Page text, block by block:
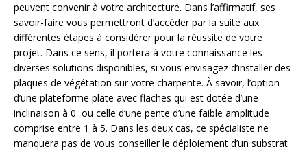
peuvent convenir à votre architecture. Dans l’affirmatif, ses
savoir-faire vous permettront d’accéder par la suite aux
différentes étapes à considérer pour la réussite de votre
projet. Dans ce sens, il portera à votre connaissance les
diverses solutions disponibles, si vous envisagez d’installer des
plaques de végétation sur votre charpente. À savoir, l’option
d’une plateforme plate avec flaches qui est dotée d’une
inclinaison à 0 ou celle d’une pente d’une faible amplitude
comprise entre 1 à 5. Dans les deux cas, ce spécialiste ne
manquera pas de vous conseiller le déploiement d’un substrat